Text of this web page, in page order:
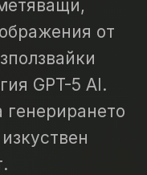
от
GPT-5 AI.